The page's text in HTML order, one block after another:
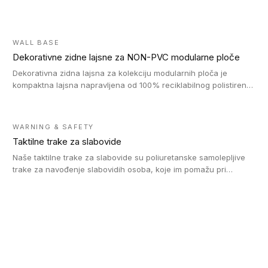
WALL BASE
Dekorativne zidne lajsne za NON-PVC modularne ploče
Dekorativna zidna lajsna za kolekciju modularnih ploča je
kompaktna lajsna napravljena od 100% reciklabilnog polistirena,
WARNING & SAFETY
Taktilne trake za slabovide
Naše taktilne trake za slabovide su poliuretanske samolepljive
trake za navođenje slabovidih osoba, koje im pomažu pri